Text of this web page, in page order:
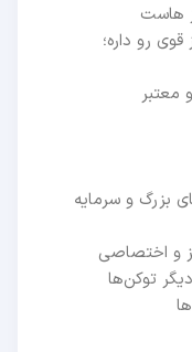
بزرگ و سرمایه